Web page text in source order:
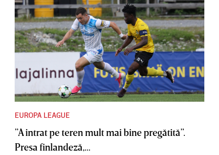
EUROPA LEAGUE
”A intrat pe teren mult mai bine pregătită”.
Presa finlandeză,...